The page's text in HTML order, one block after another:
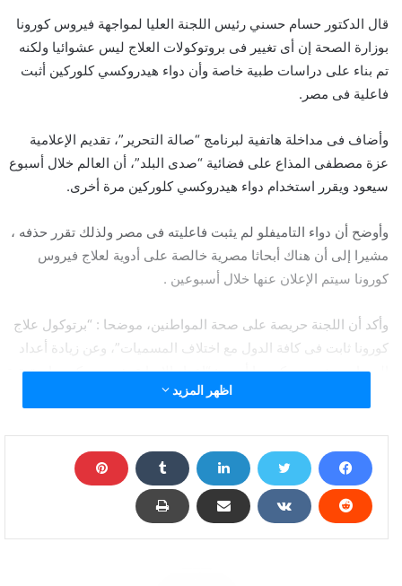
قال الدكتور حسام حسني رئيس اللجنة العليا لمواجهة فيروس كورونا
بوزارة الصحة إن أى تغيير فى بروتوكولات العلاج ليس عشوائيا ولكنه
تم بناء على دراسات طبية خاصة وأن دواء هيدروكسي كلوركين أثبت
فاعلية فى مصر.
وأضاف فى مداخلة هاتفية لبرنامج “صالة التحرير”، تقديم الإعلامية
عزة مصطفى المذاع على فضائية “صدى البلد”، أن العالم خلال أسبوع
سيعود ويقرر استخدام دواء هيدروكسي كلوركين مرة أخرى.
وأوضح أن دواء التاميفلو لم يثبت فاعليته فى مصر ولذلك تقرر حذفه ،
مشيرا إلى أن هناك أبحاثا مصرية خالصة على أدوية لعلاج فيروس
كورونا سيتم الإعلان عنها خلال أسبوعين .
وأكد أن اللجنة حريصة على صحة المواطنين، موضحا : “برتوكول علاج
كورونا ثابت فى كافة الدول مع اختلاف المسميات”، وعن زيادة أعداد
المصابين بفيروس كورونا أوضح: “اعداد الاصابة بفيروس كورونا حقيقية
والفيروس حدث له تحور منذ أسبوعين حيث أصبح سريع الانتشار
بدخول مصر ذروة انتشار الفيروس”.
"الصحة" تعلن مفاجأة عن دواء مصري لعلاج كورونا
اظهر المزيد